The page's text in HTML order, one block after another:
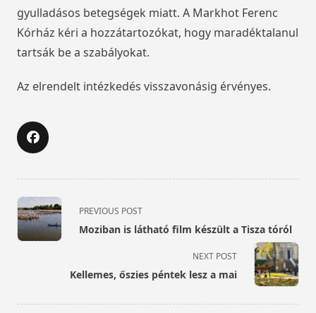
gyulladásos betegségek miatt. A Markhot Ferenc
Kórház kéri a hozzátartozókat, hogy maradéktalanul
tartsák be a szabályokat.
Az elrendelt intézkedés visszavonásig érvényes.
<span
class="nav-
subtitle
PREVIOUS POST
Moziban is látható film készült a Tisza tóról
NEXT POST
Kellemes, őszies péntek lesz a mai